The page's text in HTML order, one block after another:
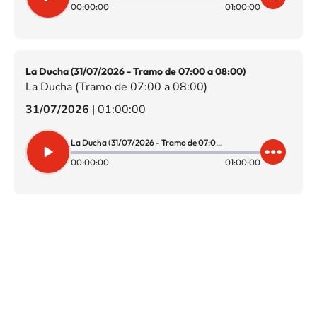
00:00:00
01:00:00
La Ducha (31/07/2026 - Tramo de 07:00 a 08:00)
La Ducha (Tramo de 07:00 a 08:00)
31/07/2026 | 01:00:00
La Ducha (31/07/2026 - Tramo de 07:00 a 08:00)
00:00:00
01:00:00